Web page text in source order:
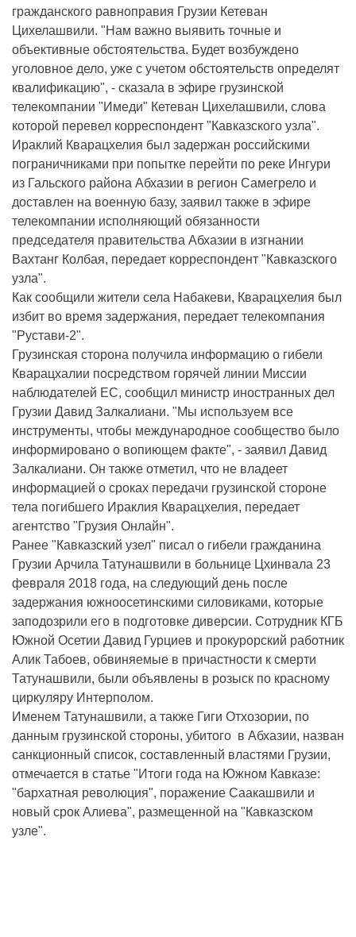
гражданского равноправия Грузии Кетеван
Цихелашвили. "Нам важно выявить точные и
объективные обстоятельства. Будет возбуждено
уголовное дело, уже с учетом обстоятельств определят
квалификацию", - сказала в эфире грузинской
телекомпании "Имеди" Кетеван Цихелашвили, слова
которой перевел корреспондент "Кавказского узла".
Ираклий Кварацхелия был задержан российскими
пограничниками при попытке перейти по реке Ингури
из Гальского района Абхазии в регион Самегрело и
доставлен на военную базу, заявил также в эфире
телекомпании исполняющий обязанности
председателя правительства Абхазии в изгнании
Вахтанг Колбая, передает корреспондент "Кавказского
узла".
Как сообщили жители села Набакеви, Кварацхелия был
избит во время задержания, передает телекомпания
"Рустави-2".
Грузинская сторона получила информацию о гибели
Кварацхалии посредством горячей линии Миссии
наблюдателей ЕС, сообщил министр иностранных дел
Грузии Давид Залкалиани. "Мы используем все
инструменты, чтобы международное сообщество было
информировано о вопиющем факте", - заявил Давид
Залкалиани. Он также отметил, что не владеет
информацией о сроках передачи грузинской стороне
тела погибшего Ираклия Кварацхелия, передает
агентство "Грузия Онлайн".
Ранее "Кавказский узел" писал о гибели гражданина
Грузии Арчила Татунашвили в больнице Цхинвала 23
февраля 2018 года, на следующий день после
задержания южноосетинскими силовиками, которые
заподозрили его в подготовке диверсии. Сотрудник КГБ
Южной Осетии Давид Гурциев и прокурорский работник
Алик Табоев, обвиняемые в причастности к смерти
Татунашвили, были объявлены в розыск по красному
циркуляру Интерполом.
Именем Татунашвили, а также Гиги Отхозории, по
данным грузинской стороны, убитого в Абхазии, назван
санкционный список, составленный властями Грузии,
отмечается в статье "Итоги года на Южном Кавказе:
"бархатная революция", поражение Саакашвили и
новый срок Алиева", размещенной на "Кавказском
узле".